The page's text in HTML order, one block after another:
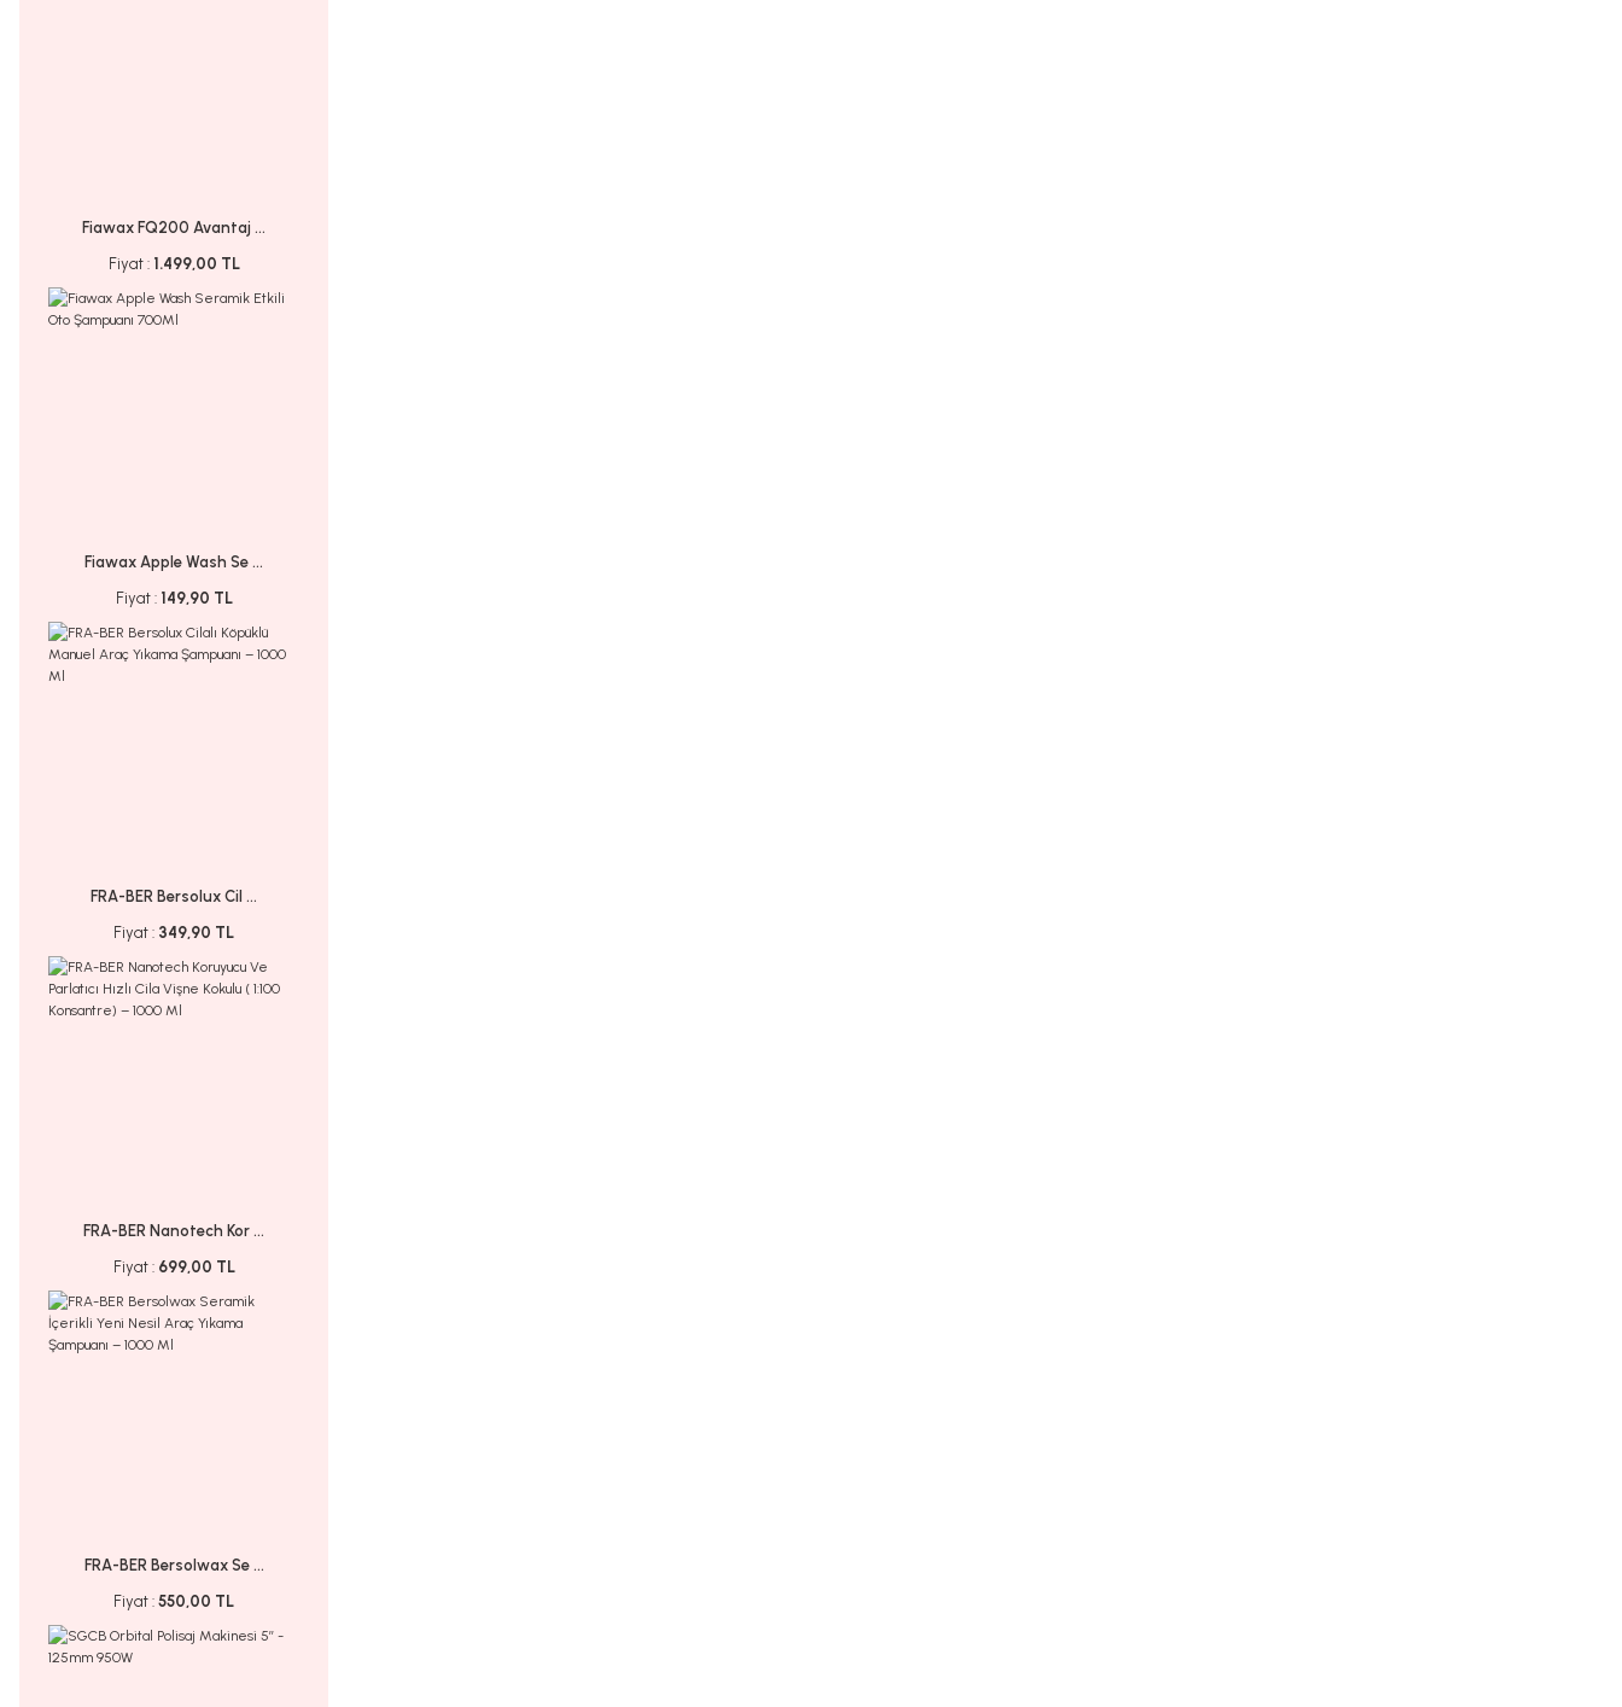
Fiawax FQ200 Avantaj ...
Fiyat : 1.499,00 TL
Fiawax Apple Wash Se ...
Fiyat : 149,90 TL
FRA-BER Bersolux Cil ...
Fiyat : 349,90 TL
FRA-BER Nanotech Kor ...
Fiyat : 699,00 TL
FRA-BER Bersolwax Se ...
Fiyat : 550,00 TL